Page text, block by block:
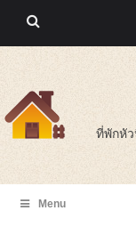
ที่พักหั
Menu